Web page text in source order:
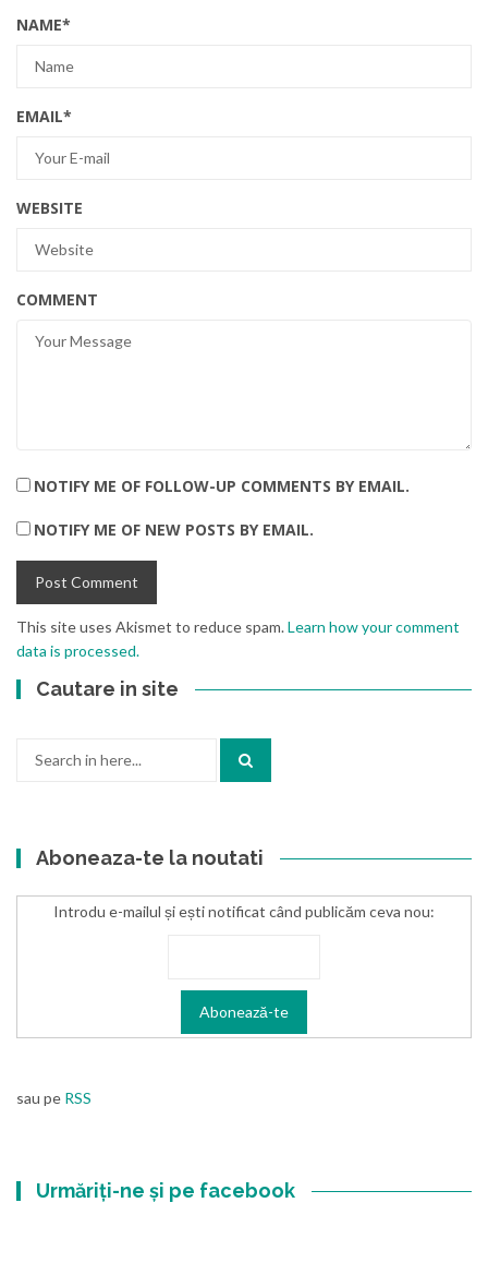
NAME*
EMAIL*
WEBSITE
COMMENT
NOTIFY ME OF FOLLOW-UP COMMENTS BY EMAIL.
NOTIFY ME OF NEW POSTS BY EMAIL.
This site uses Akismet to reduce spam.Learn how your comment
data is processed.
Cautare in site
Aboneaza-te la noutati
Introdu e-mailul și ești notificat când publicăm ceva nou:
sau pe RSS
Urmăriți-ne și pe facebook